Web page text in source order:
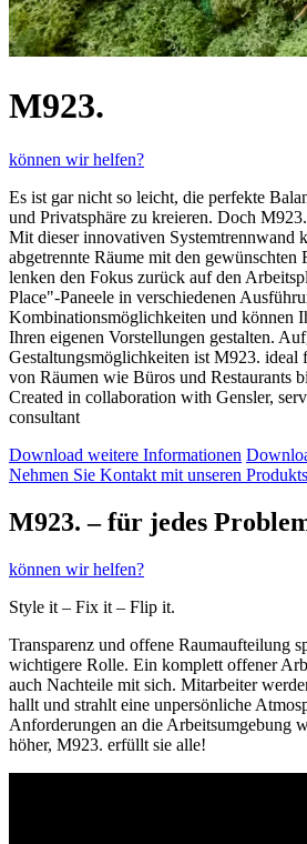
M923.
können wir helfen?
Es ist gar nicht so leicht, die perfekte
und Privatsphäre zu kreieren. Doch
Mit dieser innovativen Systemtrennwand
abgetrennte Räume mit den gewünschten
lenken den Fokus zurück auf den
Place"-Paneele in verschiedenen
Kombinationsmöglichkeiten und können
Ihren eigenen Vorstellungen gestalten.
Gestaltungsmöglichkeiten ist M923.
von Räumen wie Büros und Restaurants
Created in collaboration with Gensler,
consultant
Download weitere Informationen
Nehmen Sie Kontakt mit unseren
M923. – für jedes
können wir helfen?
Style it – Fix it – Flip it.
Transparenz und offene Raumaufteilung
wichtigere Rolle. Ein komplett offener
auch Nachteile mit sich. Mitarbeiter
hallt und strahlt eine unpersönliche
Anforderungen an die Arbeitsumgebung
höher, M923. erfüllt sie alle!